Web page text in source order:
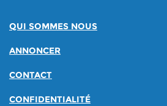
QUI SOMMES NOUS
ANNONCER
CONTACT
CONFIDENTIALITÉ